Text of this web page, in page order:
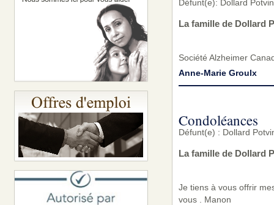
Défunt(e): Dollard
La famille de Dollard
Société Alzheimer
Anne-Marie Groulx
Condoléances
Défunt(e) : Dollard
La famille de Dollard
Je tiens à vous offrir
vous . Manon